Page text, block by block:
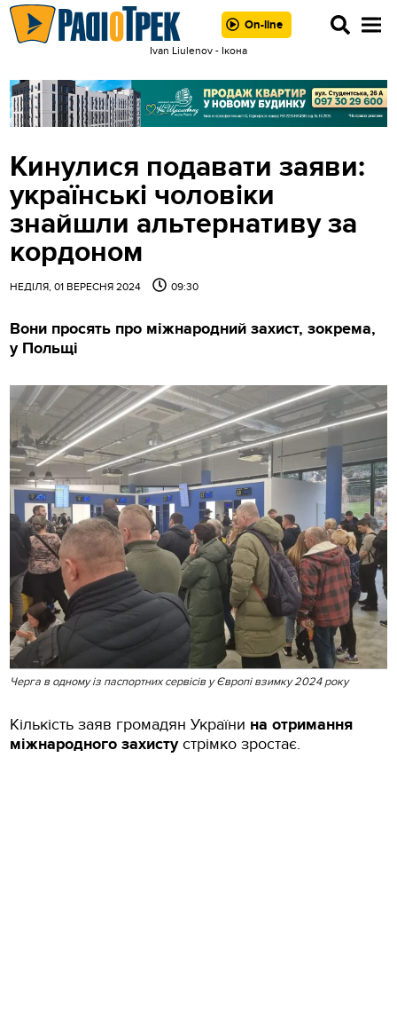
On-line
Ivan Liulenov - Ікона
Кинулися подавати заяви:
українські чоловіки
знайшли альтернативу за
кордоном
НЕДІЛЯ, 01 ВЕРЕСНЯ 2024 09:30
Вони просять про міжнародний захист, зокрема,
у Польщі
Черга в одному із паспортних сервісів у Європі взимку 2024 року
Кількість заяв громадян України на отримання
міжнародного захистустрімко зростає.